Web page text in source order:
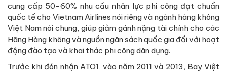
cung cấp 50-60% nhu cầu nhân lực phi công đạt chuẩn
quốc tế cho Vietnam Airlines nói riêng và ngành hàng không
Việt Nam nói chung, giúp giảm gánh nặng tài chính cho các
Hãng Hàng không và nguồn ngân sách quốc gia đối với hoạt
động đào tạo và khai thác phi công dân dụng.
Trước khi đón nhận ATO1, vào năm 2011 và 2013, Bay Việt